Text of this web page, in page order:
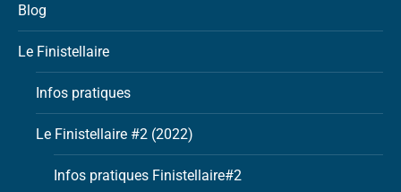
Blog
Le Finistellaire
Infos pratiques
Le Finistellaire #2 (2022)
Infos pratiques Finistellaire#2